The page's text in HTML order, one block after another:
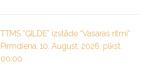
TTMS “ĢILDE” izstāde “Vasaras ritmi”
Pirmdiena, 10. August, 2026. plkst.
00:00